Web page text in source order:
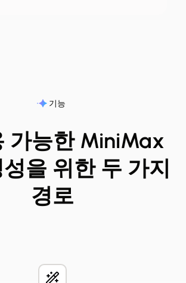
기능
가능한 MiniMax
을 위한 두 가지
경로